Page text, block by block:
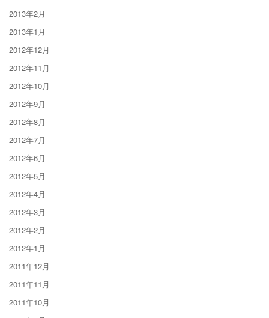
2013年2月
2013年1月
2012年12月
2012年11月
2012年10月
2012年9月
2012年8月
2012年7月
2012年6月
2012年5月
2012年4月
2012年3月
2012年2月
2012年1月
2011年12月
2011年11月
2011年10月